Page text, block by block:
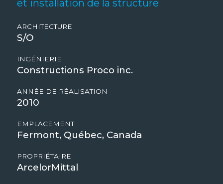
et installation de la structure
ARCHITECTURE
S/O
INGÉNIERIE
Constructions Proco inc.
ANNÉE DE RÉALISATION
2010
EMPLACEMENT
Fermont, Québec, Canada
PROPRIÉTAIRE
ArcelorMittal